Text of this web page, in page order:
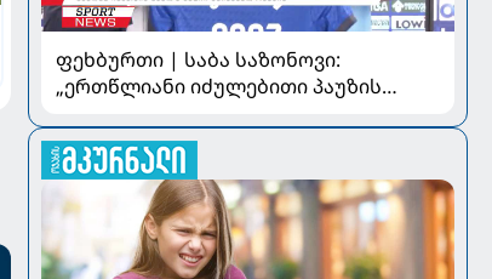
ფეხბურთი | საბა საზონოვი:
„ერთწლიანი იძულებითი პაუზის
მნიშვნელოვანია“